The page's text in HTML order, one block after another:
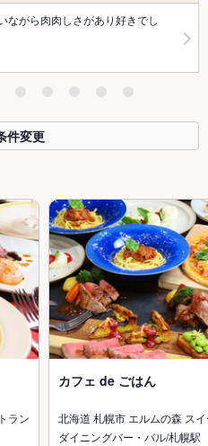
ながら肉肉しさがあり好きでし
件変更
ラン
カフェ de ごはん
北海道 札幌市 エルムの森 ス
ダイニングバー・バル/札幌駅